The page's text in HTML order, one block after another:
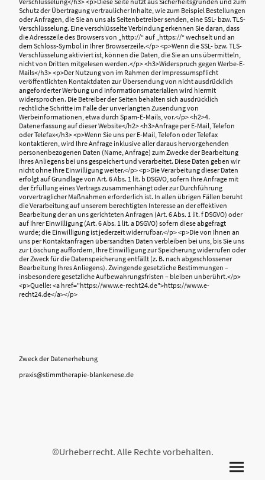
Zweck der Datenerhebung
praxis@stimmtherapie-blankenese.de
©Urheberrecht. Alle Rechte vorbehalten.